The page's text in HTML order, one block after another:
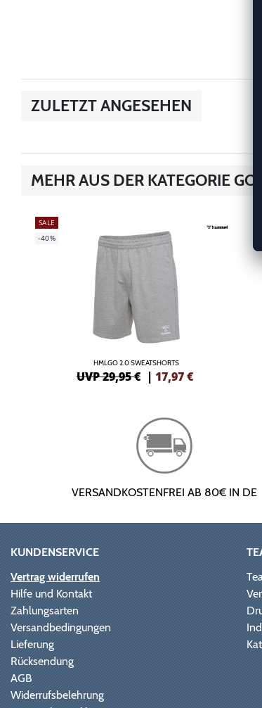
ZULETZT ANGESEHEN
MEHR AUS DER KATEGORIE
SALE
-40%
HMLGO 2.0 SWEATSHORTS
UVP 29,95 € | 17,97€
VERSANDKOSTENFREI AB 80€ IN DE
KUNDENSERVICE
Vertrag widerrufen
Hilfe und Kontakt
Zahlungsarten
Versandbedingungen
Lieferung
Rücksendung
AGB
Widerrufsbelehrung